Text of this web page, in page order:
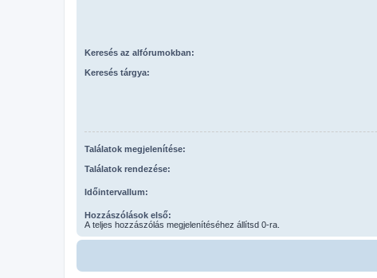
Keresés az alfórumokban:
Keresés tárgya:
Találatok megjelenítése:
Találatok rendezése:
Időintervallum:
Hozzászólások első:
A teljes hozzászólás megjelenítéséhez állítsd 0-ra.